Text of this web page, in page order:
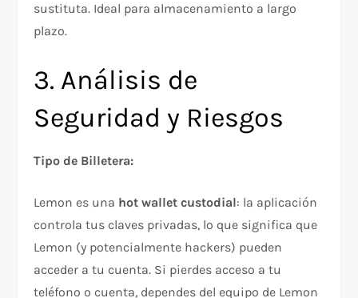
sustituta. Ideal para almacenamiento a largo
plazo.
3. Análisis de
Seguridad y Riesgos
Tipo de Billetera:
Lemon es una hot wallet custodial: la aplicación
controla tus claves privadas, lo que significa que
Lemon (y potencialmente hackers) pueden
acceder a tu cuenta. Si pierdes acceso a tu
teléfono o cuenta, dependes del equipo de Lemon